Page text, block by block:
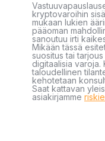
kryptovaroihin
mukaan lukien
pääoman
sanoutuu irti
Mikään tässä
suositus tai
digitaalisia varoja.
taloudellinen
kehotetaan
Saat kattavan
asiakirjamme